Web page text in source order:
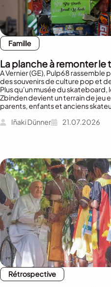
Famille
La planche à remonter le
A Vernier (GE), Pulp68
des souvenirs de culture pop et
Plus qu’un musée du skateboard,
Zbinden devient un terrain de jeu
parents, enfants et anciens
Iñaki Dünner
21.07.2026
Rétrospective